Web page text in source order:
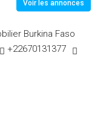
Voir les annonces
Burkina Faso
+22670131377